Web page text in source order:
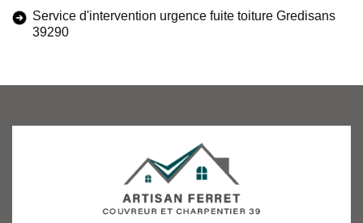
Service d'intervention urgence fuite toiture Gredisans
39290